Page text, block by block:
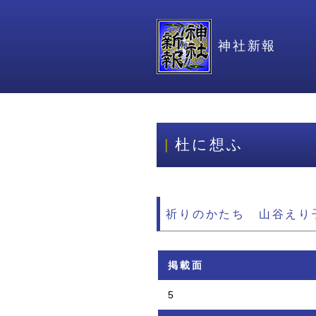
神社新報
杜に想ふ
祈りのかたち 山谷えり
掲載面
5